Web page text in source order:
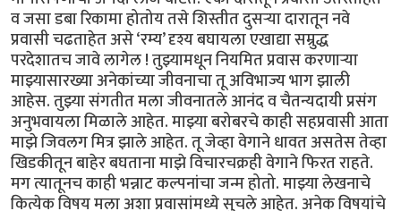
व जसा डबा रिकामा होतोय तसे शिस्तीत दुसऱ्या दारातून नवे
प्रवासी चढताहेत असे ‘रम्य’ दृश्य बघायला एखाद्या सम्रुद्ध
परदेशातच जावे लागेल ! तुझ्यामधून नियमित प्रवास करणाऱ्या
माझ्यासारख्या अनेकांच्या जीवनाचा तू अविभाज्य भाग झाली
आहेस. तुझ्या संगतीत मला जीवनातले आनंद व चैतन्यदायी प्रसंग
अनुभवायला मिळाले आहेत. माझ्या बरोबरचे काही सहप्रवासी आता
माझे जिवलग मित्र झाले आहेत. तू जेव्हा वेगाने धावत असतेस तेव्हा
खिडकीतून बाहेर बघताना माझे विचारचक्रही वेगाने फिरत राहते.
मग त्यातूनच काही भन्नाट कल्पनांचा जन्म होतो. माझ्या लेखनाचे
कित्येक विषय मला अशा प्रवासांमध्ये सुचले आहेत. अनेक विषयांचे